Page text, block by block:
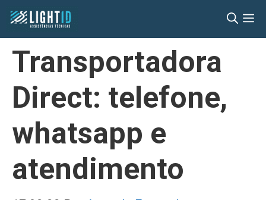
Pular
para
conteúdo
Transportadora
Direct: telefone,
whatsapp e
atendimento